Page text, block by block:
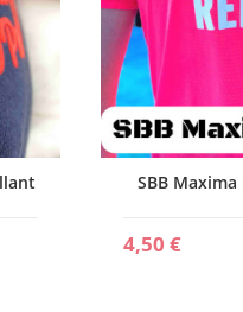
SBB
4,50 €